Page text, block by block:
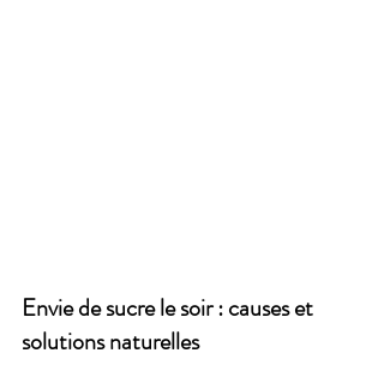
Envie de sucre le soir : causes et
solutions naturelles